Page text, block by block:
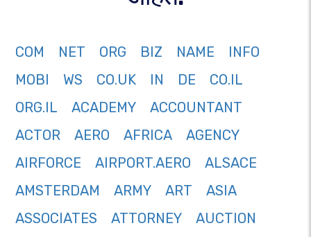
COM NET ORG BIZ NAME
INFO
MOBI
WS CO.UK IN DE
CO.IL
ORG.IL
ACADEMY
ACCOUNTANT
ACTOR
AERO AFRICA
AGENCY
AIRFORCE
AIRPORT.AERO
ALSACE
AMSTERDAM
ARMY ART
ASIA
ASSOCIATES
ATTORNEY
AUCTION